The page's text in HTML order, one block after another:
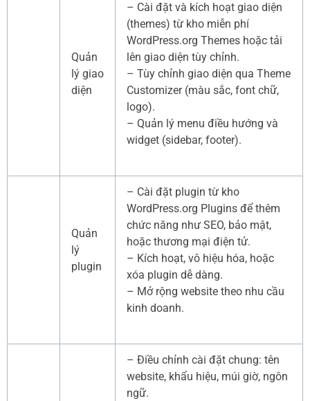
Quản
lý giao
diện
– Cài đặt và kích hoạt giao diện
(themes) từ kho miễn phí
WordPress.org Themes hoặc tải
lên giao diện tùy chỉnh.
– Tùy chỉnh giao diện qua Theme
Customizer (màu sắc, font chữ,
logo).
– Quản lý menu điều hướng và
widget (sidebar, footer).
Quản
lý
plugin
– Cài đặt plugin từ kho
WordPress.org Plugins để thêm
chức năng như SEO, bảo mật,
hoặc thương mại điện tử.
– Kích hoạt, vô hiệu hóa, hoặc
xóa plugin dễ dàng.
– Mở rộng website theo nhu cầu
kinh doanh.
– Điều chỉnh cài đặt chung: tên
website, khẩu hiệu, múi giờ, ngôn
ngữ.